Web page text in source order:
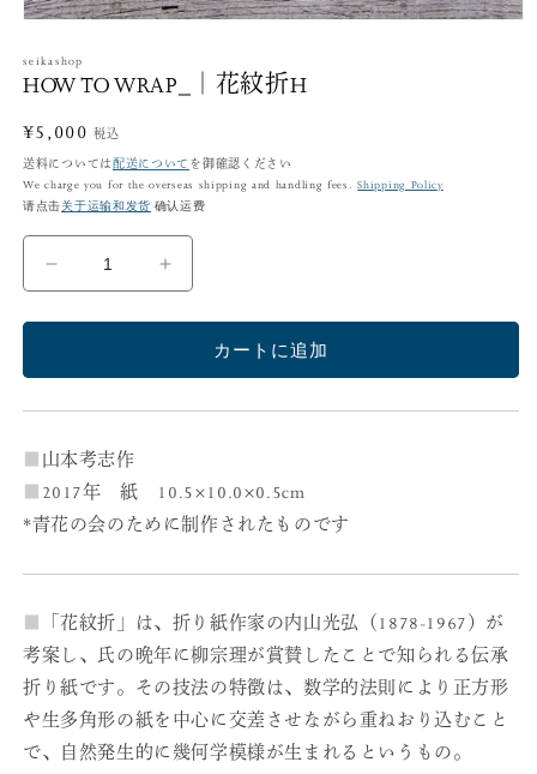
ル
メ
デ
ィ
ア
を
く
seikashop
HOW TO WRAP_｜花紋折H
通
常
価
格
¥5,000 税込
送料については 配送について を御確認ください
We charge you for the overseas shipping and handling fees.Shipping Policy
请点击关于运输和发货 确认运费
TO
WRAP_
花
紋
H
の
数
を
減
ら
す
HOW
TO
WRAP_
花
紋
の
数
を
増
や
す
カートに追加
山本考志作
2017年 紙 10.5×10.0×0.5cm
*青花の会のために制作されたものです
「花紋折」は、折り紙作家の内山光弘（1878-1967）が
考案し、氏の晩年に柳宗理が賞賛したことで知られる伝承
折り紙です。その技法の特徴は、数学的法則により正方形
や生多角形の紙を中心に交差させながら重ねおり込むこと
で、自然発生的に幾何学模様が生まれるというもの。